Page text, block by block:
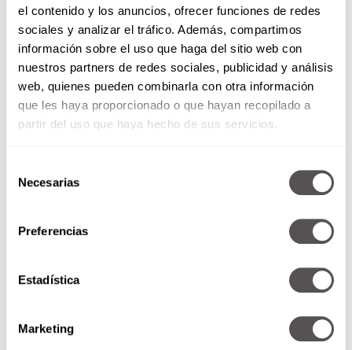
el contenido y los anuncios, ofrecer funciones de redes
sociales y analizar el tráfico. Además, compartimos
información sobre el uso que haga del sitio web con
nuestros partners de redes sociales, publicidad y análisis
web, quienes pueden combinarla con otra información
que les haya proporcionado o que hayan recopilado a
partir del uso que haya hecho de sus servicios.
Necesarias
Preferencias
Estadística
Marketing
3. El cuello no miente
Cómo Cabeza hacia atrás, empuja la
Beneficio
“chao, cuello de tortuga”.